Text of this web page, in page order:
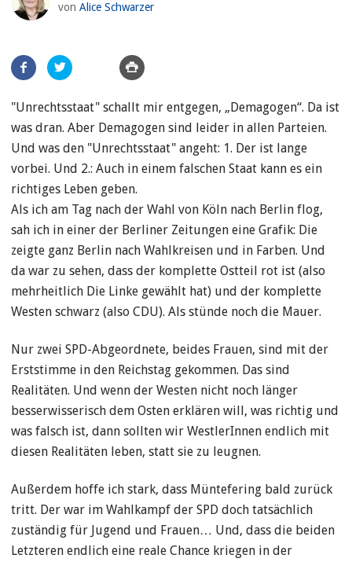
von Alice Schwarzer
Artikel
teilen
"Unrechtsstaat" schallt mir entgegen, „Demagogen“. Da ist
was dran. Aber Demagogen sind leider in allen Parteien.
Und was den "Unrechtsstaat" angeht: 1. Der ist lange
vorbei. Und 2.: Auch in einem falschen Staat kann es ein
richtiges Leben geben.
Als ich am Tag nach der Wahl von Köln nach Berlin flog,
sah ich in einer der Berliner Zeitungen eine Grafik: Die
zeigte ganz Berlin nach Wahlkreisen und in Farben. Und
da war zu sehen, dass der komplette Ostteil rot ist (also
mehrheitlich Die Linke gewählt hat) und der komplette
Westen schwarz (also CDU). Als stünde noch die Mauer.
Nur zwei SPD-Abgeordnete, beides Frauen, sind mit der
Erststimme in den Reichstag gekommen. Das sind
Realitäten. Und wenn der Westen nicht noch länger
besserwisserisch dem Osten erklären will, was richtig und
was falsch ist, dann sollten wir WestlerInnen endlich mit
diesen Realitäten leben, statt sie zu leugnen.
Außerdem hoffe ich stark, dass Müntefering bald zurück
tritt. Der war im Wahlkampf der SPD doch tatsächlich
zuständig für Jugend und Frauen… Und, dass die beiden
Letzteren endlich eine reale Chance kriegen in der